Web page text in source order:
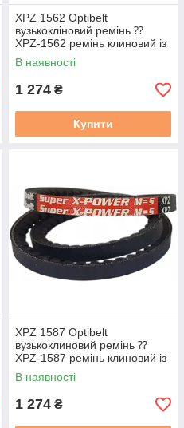
XPZ 1562 Optibelt
вузькокліновий ремінь ⁇
XPZ-1562 ремінь клиновий із
фасонним зубом
В наявності
1 274 ₴
Купити
XPZ 1587 Optibelt
вузькоклиновий ремінь ⁇
XPZ-1587 ремінь клиновий із
фасонним зубом
В наявності
1 274 ₴